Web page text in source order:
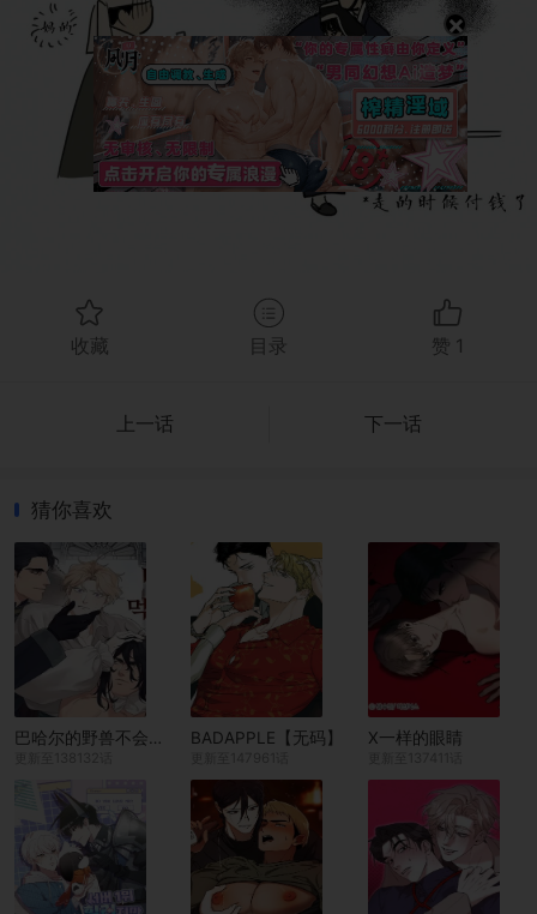
收藏 目录 赞 1
上一话 下一话
猜你喜欢
BADAPPLE【无码】 X一样的眼睛
×